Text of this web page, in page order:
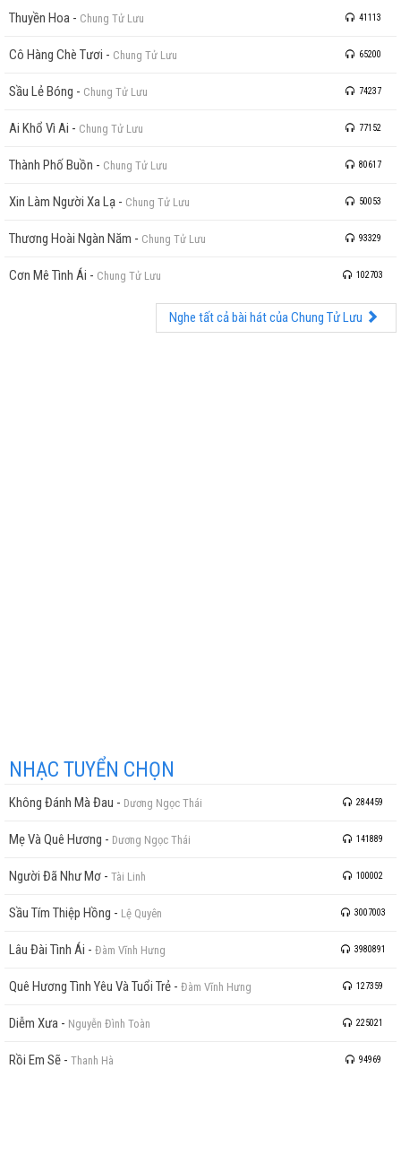
Thuyền Hoa - Chung Tử Lưu 41113
Cô Hàng Chè Tươi - Chung Tử Lưu 65200
Sầu Lẻ Bóng - Chung Tử Lưu 74237
Ai Khổ Vì Ai - Chung Tử Lưu 77152
Thành Phố Buồn - Chung Tử Lưu 80617
Xin Làm Người Xa Lạ - Chung Tử Lưu 50053
Thương Hoài Ngàn Năm - Chung Tử Lưu 93329
Cơn Mê Tình Ái - Chung Tử Lưu 102703
Nghe tất cả bài hát của Chung Tử Lưu
NHẠC TUYỂN CHỌN
Không Đánh Mà Đau - Dương Ngọc Thái 284459
Mẹ Và Quê Hương - Dương Ngọc Thái 141889
Người Đã Như Mơ - Tài Linh 100002
Sầu Tím Thiệp Hồng - Lệ Quyên 3007003
Lâu Đài Tình Ái - Đàm Vĩnh Hưng 3980891
Quê Hương Tình Yêu Và Tuổi Trẻ - Đàm Vĩnh Hưng 127359
Diễm Xưa - Nguyễn Đình Toàn 225021
Rồi Em Sẽ - Thanh Hà 94969